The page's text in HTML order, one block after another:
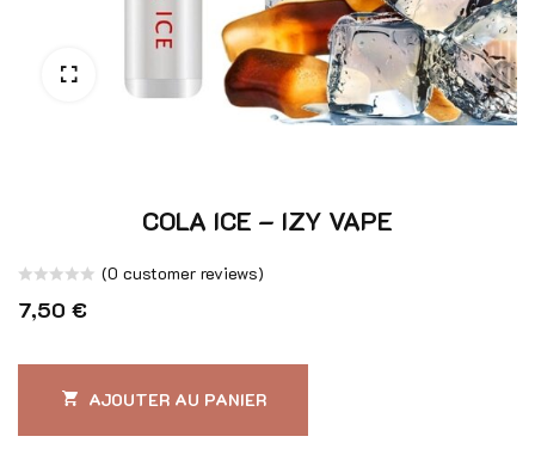
COLA ICE – IZY VAPE
Note
sur
(0 customer reviews)
7,50 €
AJOUTER AU PANIER